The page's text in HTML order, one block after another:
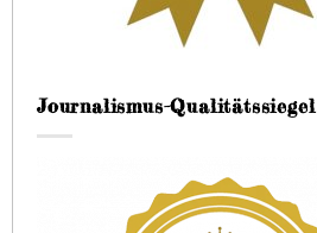
Journalismus-Qualitätssiegel